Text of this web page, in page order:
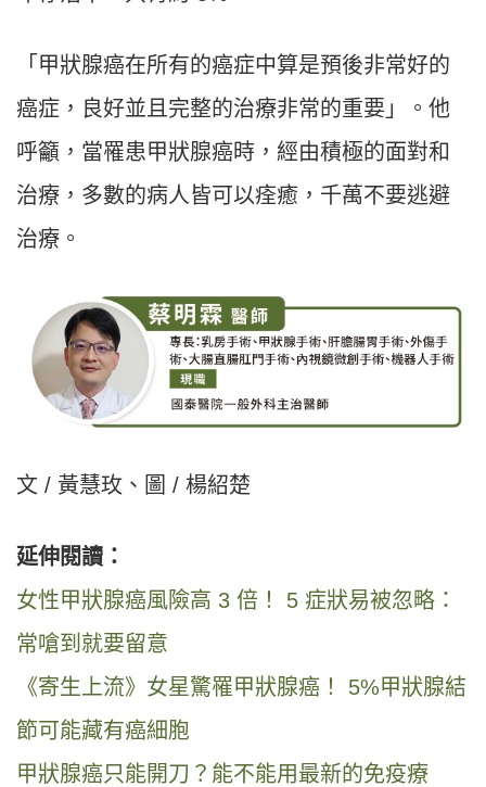
「甲狀腺癌在所有的癌症中算是預後非常好的
癌症，良好並且完整的治療非常的重要」。他
呼籲，當罹患甲狀腺癌時，經由積極的面對和
治療，多數的病人皆可以痊癒，千萬不要逃避
治療。
文 / 黃慧玫、圖 / 楊紹楚
延伸閱讀：
女性甲狀腺癌風險高 3 倍！ 5 症狀易被忽略：
常嗆到就要留意
《寄生上流》女星驚罹甲狀腺癌！ 5%甲狀腺結
節可能藏有癌細胞
甲狀腺癌只能開刀？能不能用最新的免疫療